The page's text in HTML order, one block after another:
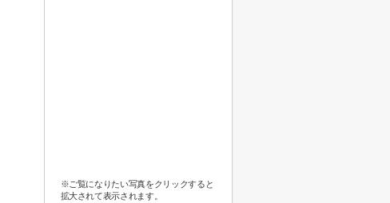
※ご覧になりたい写真をクリックすると
拡大されて表示されます。